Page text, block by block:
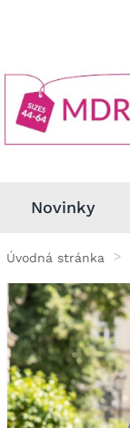
Novinky
Úvodná stránka